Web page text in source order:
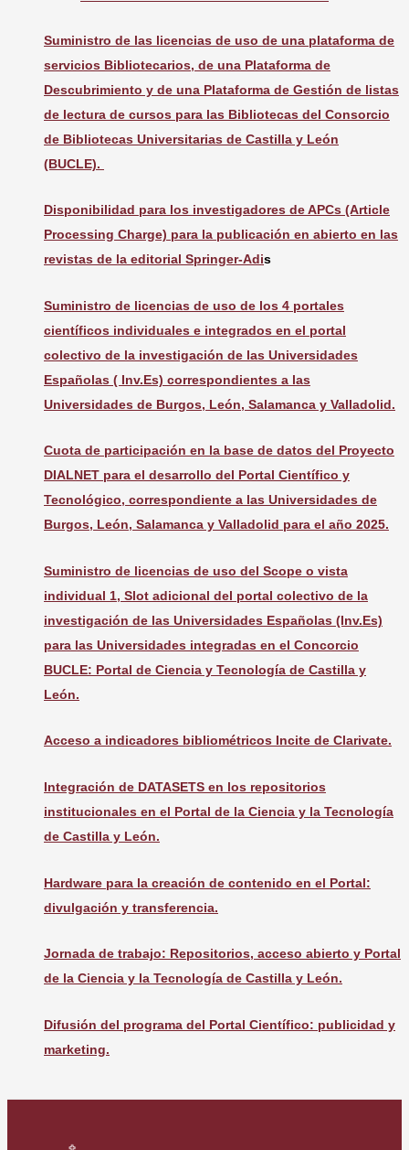
Suministro de las licencias de uso de una plataforma de
servicios Bibliotecarios, de una Plataforma de
Descubrimiento y de una Plataforma de Gestión de listas
de lectura de cursos para las Bibliotecas del Consorcio
de Bibliotecas Universitarias de Castilla y León
(BUCLE).
Disponibilidad para los investigadores de APCs (Article
Processing Charge) para la publicación en abierto en las
revistas de la editorial Springer-Adis
Suministro de licencias de uso de los 4 portales
científicos individuales e integrados en el portal
colectivo de la investigación de las Universidades
Españolas ( Inv.Es) correspondientes a las
Universidades de Burgos, León, Salamanca y Valladolid.
Cuota de participación en la base de datos del Proyecto
DIALNET para el desarrollo del Portal Científico y
Tecnológico, correspondiente a las Universidades de
Burgos, León, Salamanca y Valladolid para el año 2025.
Suministro de licencias de uso del Scope o vista
individual 1, Slot adicional del portal colectivo de la
investigación de las Universidades Españolas (Inv.Es)
para las Universidades integradas en el Concorcio
BUCLE: Portal de Ciencia y Tecnología de Castilla y
León.
Acceso a indicadores bibliométricos Incite de Clarivate.
Integración de DATASETS en los repositorios
institucionales en el Portal de la Ciencia y la Tecnología
de Castilla y León.
Hardware para la creación de contenido en el Portal:
divulgación y transferencia.
Jornada de trabajo: Repositorios, acceso abierto y Portal
de la Ciencia y la Tecnología de Castilla y León.
Difusión del programa del Portal Científico: publicidad y
marketing.